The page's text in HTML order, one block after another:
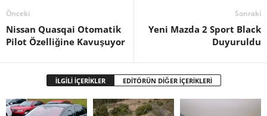
Önceki
Nissan Quasqai Otomatik
Pilot Özelliğine Kavuşuyor
Sonraki
Yeni Mazda 2 Sport Black
Duyuruldu
İLGİLİ İÇERİKLER EDİTÖRÜN DİĞER İÇERİKLERİ